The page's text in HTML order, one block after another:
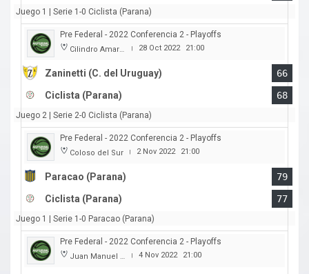
Juego 1 | Serie 1-0 Ciclista (Parana)
Pre Federal - 2022 Conferencia 2 - Playoffs
Cilindro Amarillo | 28 Oct 2022 21:00
Zaninetti (C. del Uruguay)
66
Ciclista (Parana)
68
Juego 2 | Serie 2-0 Ciclista (Parana)
Pre Federal - 2022 Conferencia 2 - Playoffs
Coloso del Sur | 2 Nov 2022 21:00
Paracao (Parana)
79
Ciclista (Parana)
77
Juego 1 | Serie 1-0 Paracao (Parana)
Pre Federal - 2022 Conferencia 2 - Playoffs
Juan Manuel A. Baglietto | 4 Nov 2022 21:00